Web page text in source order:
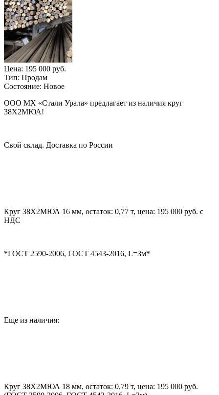
Цена: 195 000 руб.
Тип: Продам
Состояние: Новое
ООО МХ «Стали Урала» предлагает из наличия круг
38Х2МЮА!
Свой склад. Доставка по России
Круг 38Х2МЮА 16 мм, остаток: 0,77 т, цена: 195 000 руб. с
НДС
*ГОСТ 2590-2006, ГОСТ 4543-2016, L=3м*
Еще из наличия:
Круг 38Х2МЮА 18 мм, остаток: 0,79 т, цена: 195 000 руб.